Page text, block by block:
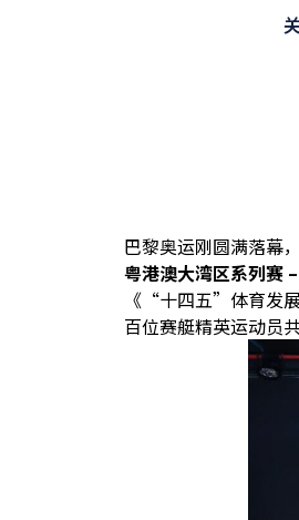
巴黎奥运刚圆满落幕
粤港澳大湾区系列赛 –
《 “十四五” 体育发
百位赛艇精英运动员